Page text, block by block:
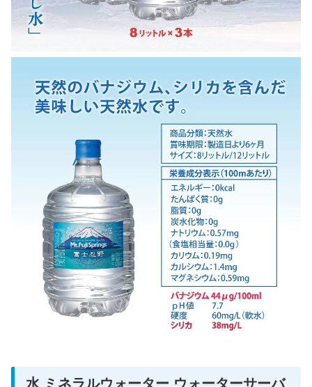
水 ミネラルウォーター ウォーターサーバ